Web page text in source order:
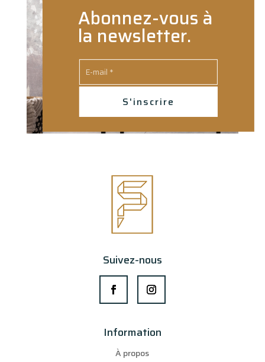
Abonnez-vous à
la newsletter.
S'inscrire
Suivez-nous
Information
À propos